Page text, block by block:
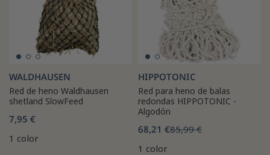
WALDHAUSEN
Red de heno Waldhausen
shetland SlowFeed
7,95 €
1 color
HIPPOTONIC
Red para heno de balas
redondas HIPPOTONIC -
Algodón
68,21 €85,99 €
1 color